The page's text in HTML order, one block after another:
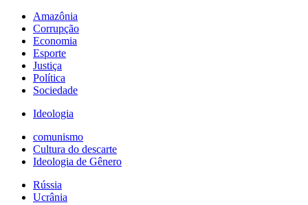
Amazônia
Corrupção
Economia
Esporte
Justiça
Política
Sociedade
Ideologia
comunismo
Cultura do descarte
Ideologia de Gênero
Rússia
Ucrânia